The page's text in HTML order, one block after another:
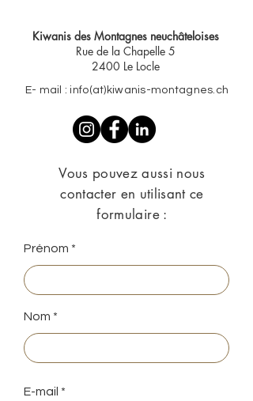
Kiwanis des Montagnes neuchâteloises​
Rue de la Chapelle 5
2400 Le Locle
E- mail : info(at)kiwanis-montagnes.ch
Vous pouvez aussi nous
contacter en utilisant ce
formulaire :
Prénom
Nom
E-mail